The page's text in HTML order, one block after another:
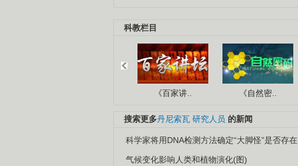
科教栏目
《百家讲.. 《自然密..
搜索更多丹尼索瓦 研究人员 的新闻
科学家将用DNA检测方法确定“大脚怪”是否存在
气候变化影响人类和植物演化(图)